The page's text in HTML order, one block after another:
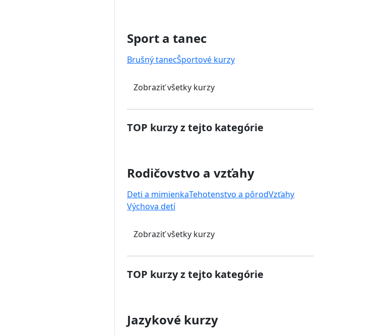
Sport a tanec
Brušný tanecŠportové kurzy
Zobraziť všetky kurzy
TOP kurzy z tejto kategórie
Rodičovstvo a vzťahy
Deti a mimienkaTehotenstvo a pôrodVzťahy
Výchova detí
Zobraziť všetky kurzy
TOP kurzy z tejto kategórie
Jazykové kurzy